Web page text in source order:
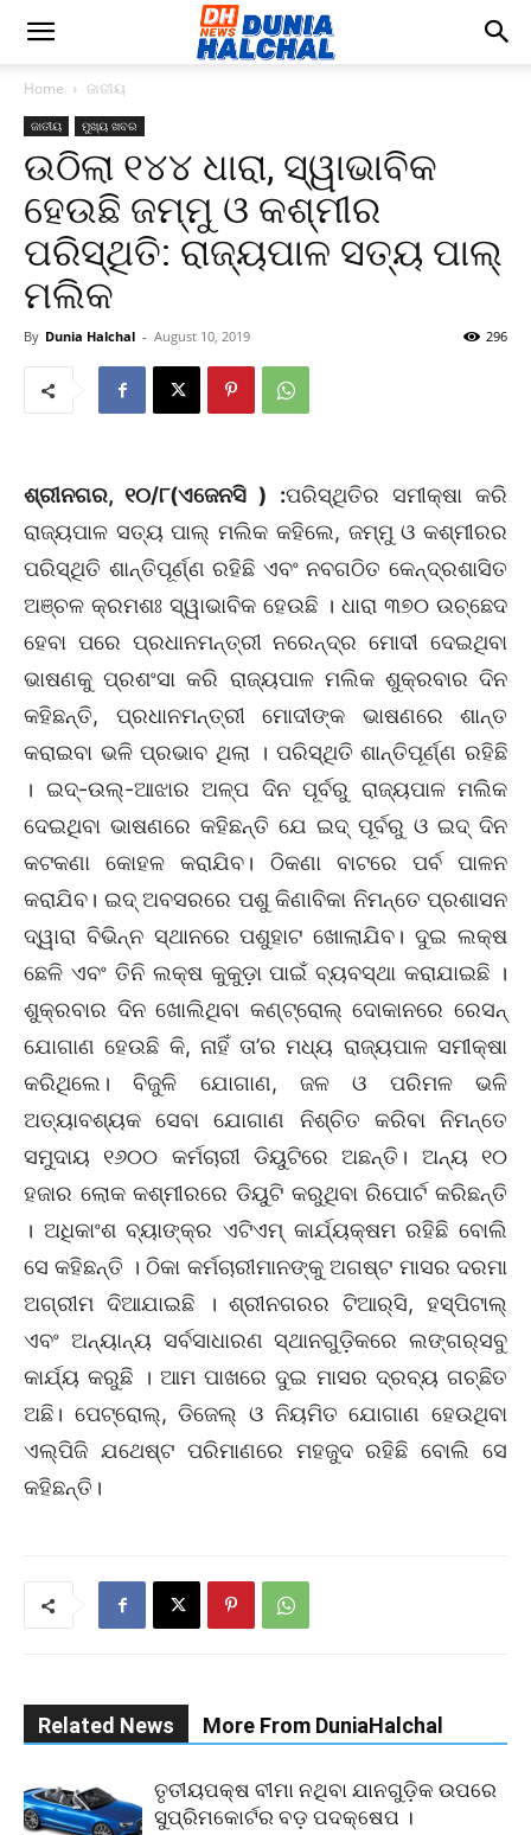
Home ଜାତୀୟ
ଜାତୀୟ ମୁଖ୍ୟ ଖବର
ଉଠିଲା ୧୪୪ ଧାରା, ସ୍ୱାଭାବିକ
ହେଉଛି ଜମ୍ମୁ ଓ କଶ୍ମୀର
ପରିସ୍ଥିତି: ରାଜ୍ୟପାଳ ସତ୍ୟ ପାଲ୍‌
ମଲିକ
By Dunia Halchal - August 10, 2019 296
ଶ୍ରୀନଗର, ୧୦/୮(ଏଜେନସି ) :ପରିସ୍ଥିତିର ସମୀକ୍ଷା କରି
ରାଜ୍ୟପାଳ ସତ୍ୟ ପାଲ୍‌ ମଲିକ କହିଲେ, ଜମ୍ମୁ ଓ କଶ୍ମୀରର
ପରିସ୍ଥିତି ଶାନ୍ତିପୂର୍ଣ୍ଣ ରହିଛି ଏବଂ ନବଗଠିତ କେନ୍ଦ୍ରଶାସିତ
ଅଞ୍ଚଳ କ୍ରମଶଃ ସ୍ୱାଭାବିକ ହେଉଛି । ଧାରା ୩୭୦ ଉଚ୍ଛେଦ
ହେବା ପରେ ପ୍ରଧାନମନ୍ତ୍ରୀ ନରେନ୍ଦ୍ର ମୋଦୀ ଦେଇଥିବା
ଭାଷଣକୁ ପ୍ରଶଂସା କରି ରାଜ୍ୟପାଳ ମଲିକ ଶୁକ୍ରବାର ଦିନ
କହିଛନ୍ତି, ପ୍ରଧାନମନ୍ତ୍ରୀ ମୋଦୀଙ୍କ ଭାଷଣରେ ଶାନ୍ତ
କରାଇବା ଭଳି ପ୍ରଭାବ ଥିଲା । ପରିସ୍ଥିତି ଶାନ୍ତିପୂର୍ଣ୍ଣ ରହିଛି
। ଇଦ୍‌-ଉଲ୍‌-ଆଝାର ଅଳ୍ପ ଦିନ ପୂର୍ବରୁ ରାଜ୍ୟପାଳ ମଲିକ
ଦେଇଥିବା ଭାଷଣରେ କହିଛନ୍ତି ଯେ ଇଦ୍‌ ପୂର୍ବରୁ ଓ ଇଦ୍‌ ଦିନ
କଟକଣା କୋହଳ କରାଯିବ। ଠିକଣା ବାଟରେ ପର୍ବ ପାଳନ
କରାଯିବ। ଇଦ୍‌ ଅବସରରେ ପଶୁ କିଣାବିକା ନିମନ୍ତେ ପ୍ରଶାସନ
ଦ୍ୱାରା ବିଭିନ୍ନ ସ୍ଥାନରେ ପଶୁହାଟ ଖୋଲାଯିବ। ଦୁଇ ଲକ୍ଷ
ଛେଳି ଏବଂ ତିନି ଲକ୍ଷ କୁକୁଡ଼ା ପାଇଁ ବ୍ୟବସ୍ଥା କରାଯାଇଛି ।
ଶୁକ୍ରବାର ଦିନ ଖୋଲିଥିବା କଣ୍ଟ୍ରୋଲ୍‌ ଦୋକାନରେ ରେସନ୍‌
ଯୋଗାଣ ହେଉଛି କି, ନାହିଁ ତା’ର ମଧ୍ୟ ରାଜ୍ୟପାଳ ସମୀକ୍ଷା
କରିଥିଲେ। ବିଜୁଳି ଯୋଗାଣ, ଜଳ ଓ ପରିମଳ ଭଳି
ଅତ୍ୟାବଶ୍ୟକ ସେବା ଯୋଗାଣ ନିଶ୍ଚିତ କରିବା ନିମନ୍ତେ
ସମୁଦାୟ ୧୬୦୦ କର୍ମଚାରୀ ଡିୟୁଟିରେ ଅଛନ୍ତି। ଅନ୍ୟ ୧୦
ହଜାର ଲୋକ କଶ୍ମୀରରେ ଡିୟୁଟି କରୁଥିବା ରିପୋର୍ଟ କରିଛନ୍ତି
। ଅଧିକାଂଶ ବ୍ୟାଙ୍କ୍‌ର ଏଟିଏମ୍‌ କାର୍ଯ୍ୟକ୍ଷମ ରହିଛି ବୋଲି
ସେ କହିଛନ୍ତି । ଠିକା କର୍ମଚାରୀମାନଙ୍କୁ ଅଗଷ୍ଟ ମାସର ଦରମା
ଅଗ୍ରୀମ ଦିଆଯାଇଛି । ଶ୍ରୀନଗରର ଟିଆର୍‌ସି, ହସ୍‌ପିଟାଲ୍‌
ଏବଂ ଅନ୍ୟାନ୍ୟ ସର୍ବସାଧାରଣ ସ୍ଥାନଗୁଡ଼ିକରେ ଲଙ୍ଗର୍‌ସବୁ
କାର୍ଯ୍ୟ କରୁଛି । ଆମ ପାଖରେ ଦୁଇ ମାସର ଦ୍ରବ୍ୟ ଗଚ୍ଛିତ
ଅଛି। ପେଟ୍ରୋଲ୍‌, ଡିଜେଲ୍‌ ଓ ନିୟମିତ ଯୋଗାଣ ହେଉଥିବା
ଏଲ୍‌ପିଜି ଯଥେଷ୍ଟ ପରିମାଣରେ ମହଜୁଦ ରହିଛି ବୋଲି ସେ
କହିଛନ୍ତି।
Related News More From DuniaHalchal
ତୃତୀୟପକ୍ଷ ବୀମା ନଥିବା ଯାନଗୁଡ଼ିକ ଉପରେ
ସୁପ୍ରିମକୋର୍ଟର ବଡ଼ ପଦକ୍ଷେପ ।